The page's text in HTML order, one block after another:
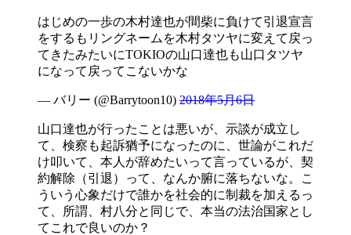
はじめの一歩の木村達也が間柴に負けて引退宣言
をするもリングネームを木村タツヤに変えて戻っ
てきたみたいにTOKIOの山口達也も山口タツヤ
になって戻ってこないかな
— バリー (@Barrytoon10) 2018年5月6日
山口達也が行ったことは悪いが、示談が成立し
て、検察も起訴猶予になったのに、世論がこれだ
け叩いて、本人が辞めたいって言っているが、契
約解除（引退）って、なんか腑に落ちないな。こ
ういう心象だけで誰かを社会的に制裁を加えるっ
て、所謂、村八分と同じで、本当の法治国家とし
てこれで良いのか？